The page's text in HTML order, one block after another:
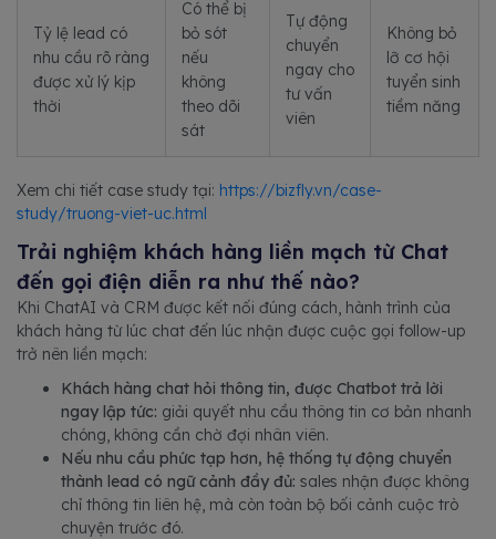
Tỷ lệ lead có
nhu cầu rõ ràng
được xử lý kịp
thời
Có thể bị
bỏ sót
nếu
không
theo dõi
sát
Tự động
chuyển
ngay cho
tư vấn
viên
Không bỏ
lỡ cơ hội
tuyển sinh
tiềm năng
Xem chi tiết case study tại: https://bizfly.vn/case-
study/truong-viet-uc.html
Trải nghiệm khách hàng liền mạch từ Chat
đến gọi điện diễn ra như thế nào?
Khi ChatAI và CRM được kết nối đúng cách, hành trình của
khách hàng từ lúc chat đến lúc nhận được cuộc gọi follow-up
trở nên liền mạch:
Khách hàng chat hỏi thông tin, được Chatbot trả lời
ngay lập tức: giải quyết nhu cầu thông tin cơ bản nhanh
chóng, không cần chờ đợi nhân viên.
Nếu nhu cầu phức tạp hơn, hệ thống tự động chuyển
thành lead có ngữ cảnh đầy đủ: sales nhận được không
chỉ thông tin liên hệ, mà còn toàn bộ bối cảnh cuộc trò
chuyện trước đó.